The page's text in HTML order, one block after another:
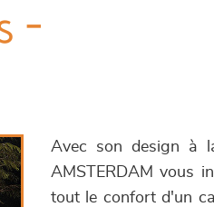
-
Avec son design à
AMSTERDAM vous
tout le confort d'un